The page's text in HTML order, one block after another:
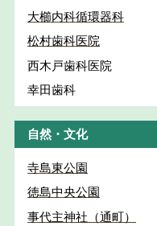
大櫛内科循環器科
松村歯科医院
西木戸歯科医院
幸田歯科
自然・文化
寺島東公園
徳島中央公園
事代主神社（通町）